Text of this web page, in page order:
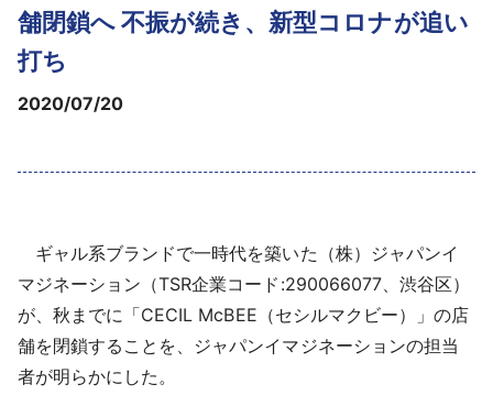
会社案内
よくあるご質問
English
舗閉鎖へ 不振が続き、新型コロナが追い
打ち
2020/07/20
ギャル系ブランドで一時代を築いた（株）ジャパンイ
マジネーション（TSR企業コード:290066077、渋谷区）
が、秋までに「CECIL McBEE（セシルマクビー）」の店
舗を閉鎖することを、ジャパンイマジネーションの担当
者が明らかにした。